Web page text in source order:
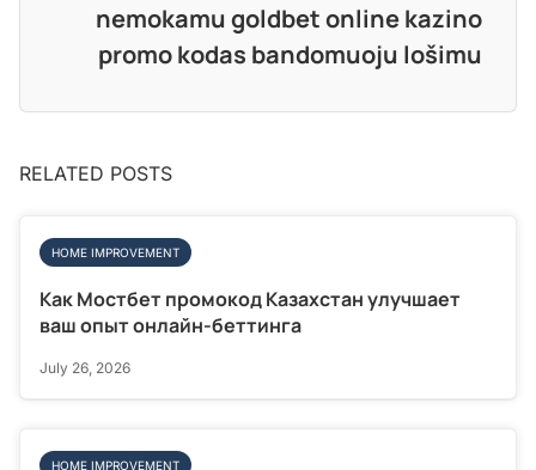
nemokamu goldbet online kazino
promo kodas bandomuoju lošimu
RELATED POSTS
HOME IMPROVEMENT
Как Мостбет промокод Казахстан улучшает
ваш опыт онлайн-беттинга
July 26, 2026
HOME IMPROVEMENT